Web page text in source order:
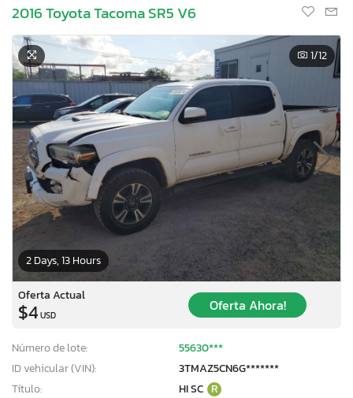
2016 Toyota Tacoma SR5 V6
2 Days, 13 Hours
1/12
Oferta Actual
$4USD
Oferta Ahora!
Número de lote:
55630***
ID vehicular (VIN):
3TMAZ5CN6G*******
Título:
HI SC R